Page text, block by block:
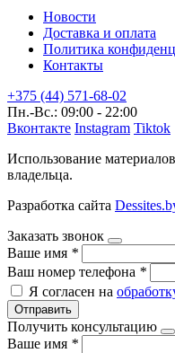
Новости
Доставка и оплата
Политика
Контакты
+375 (44) 571-68-02
Пн.-Вс.: 09:00 - 22:00
Вконтакте Instagram Tiktok
Использование
владельца.
Разработка сайта
Заказать звонок
Ваше имя *
Ваш номер телефона *
Я согласен на
Отправить
Получить консультацию
Ваше имя *